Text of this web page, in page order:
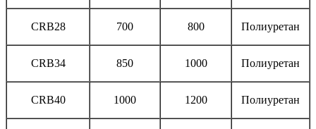
CRB28 700 800 Полиуретан
CRB34 850 1000 Полиуретан
CRB40 1000 1200 Полиуретан